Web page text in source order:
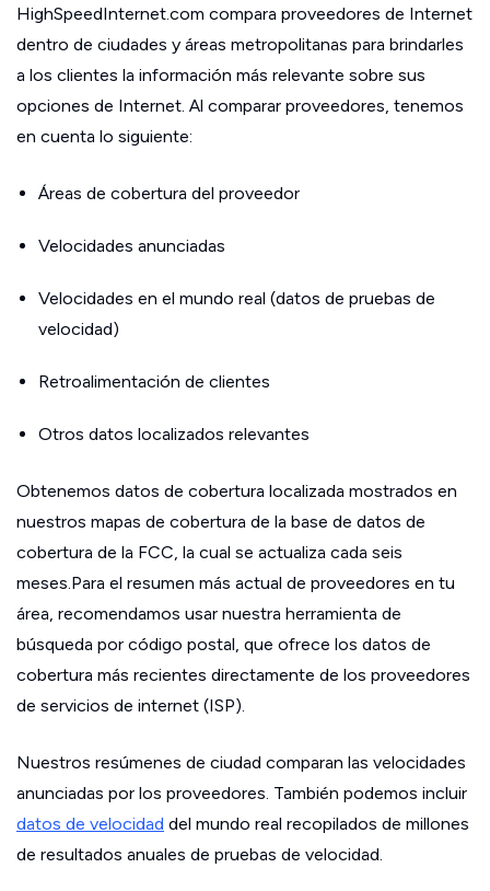
HighSpeedInternet.com compara proveedores de Internet
dentro de ciudades y áreas metropolitanas para brindarles
a los clientes la información más relevante sobre sus
opciones de Internet. Al comparar proveedores, tenemos
en cuenta lo siguiente:
Áreas de cobertura del proveedor
Velocidades anunciadas
Velocidades en el mundo real (datos de pruebas de
velocidad)
Retroalimentación de clientes
Otros datos localizados relevantes
Obtenemos datos de cobertura localizada mostrados en
nuestros mapas de cobertura de la base de datos de
cobertura de la FCC, la cual se actualiza cada seis
meses.Para el resumen más actual de proveedores en tu
área, recomendamos usar nuestra herramienta de
búsqueda por código postal, que ofrece los datos de
cobertura más recientes directamente de los proveedores
de servicios de internet (ISP).
Nuestros resúmenes de ciudad comparan las velocidades
anunciadas por los proveedores. También podemos incluir
datos de velocidad del mundo real recopilados de millones
de resultados anuales de pruebas de velocidad.